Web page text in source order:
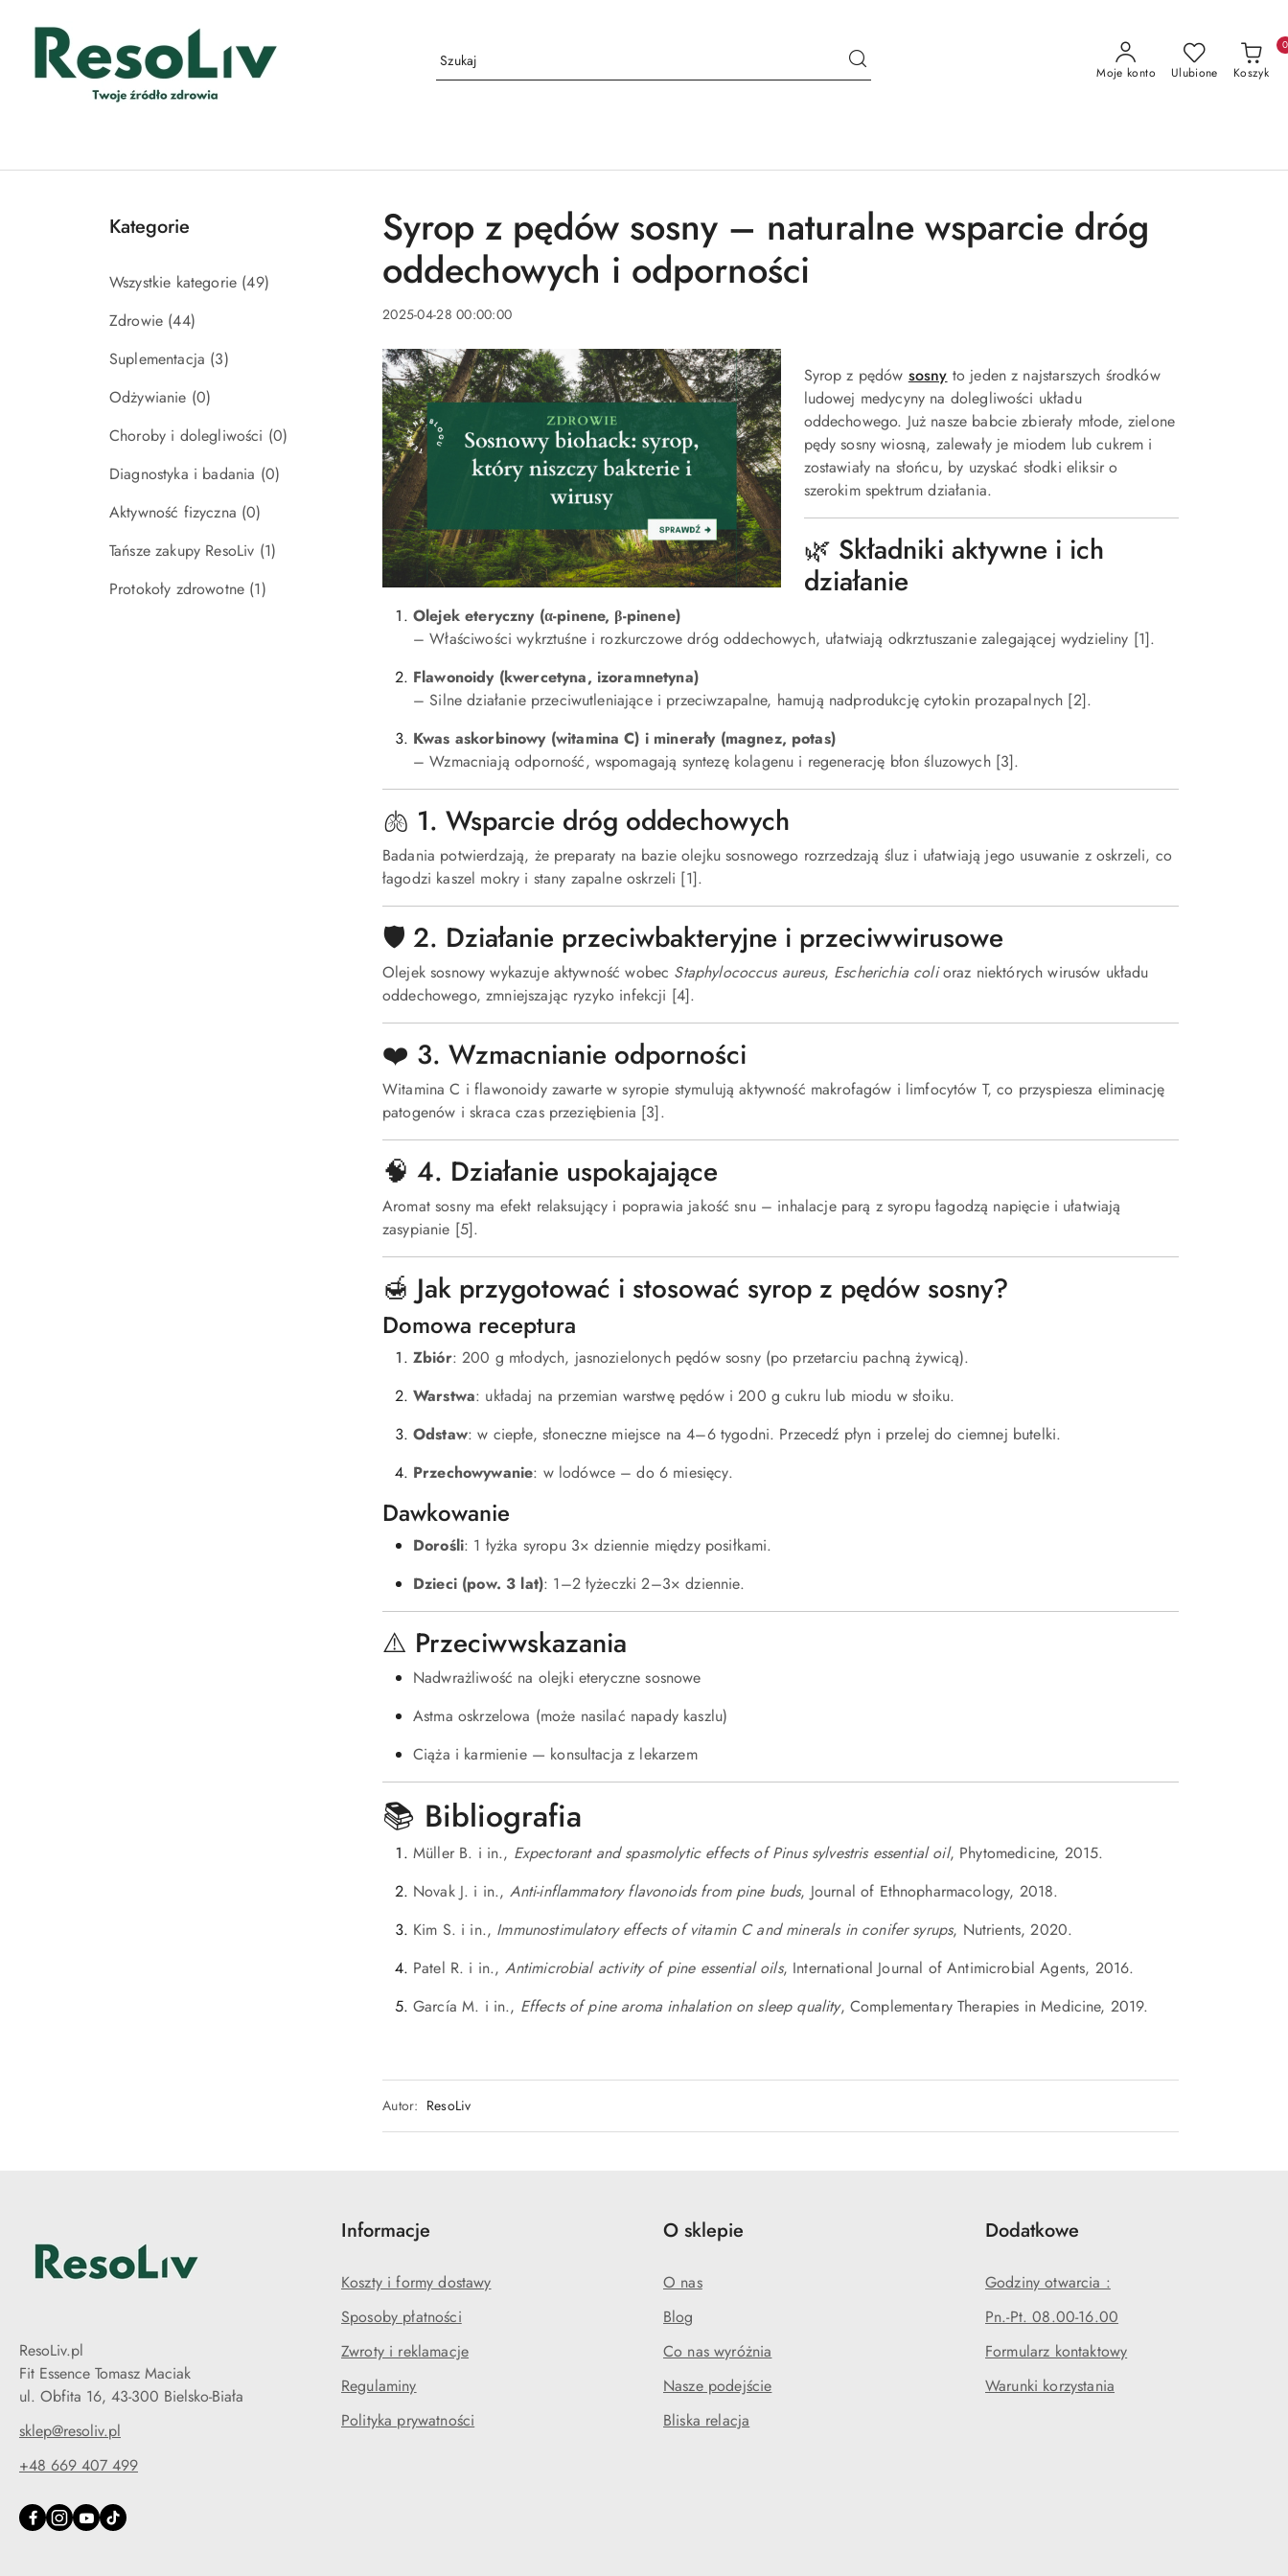
Moje konto Ulubione Koszyk
0
Kategorie
Wszystkie kategorie (49)
Zdrowie (44)
Suplementacja (3)
Odżywianie (0)
Choroby i dolegliwości (0)
Diagnostyka i badania (0)
Aktywność fizyczna (0)
Tańsze zakupy ResoLiv (1)
Protokoły zdrowotne (1)
Syrop z pędów sosny – naturalne wsparcie dróg
oddechowych i odporności
2025-04-28 00:00:00
Syrop z pędów sosny to jeden z najstarszych środków
ludowej medycyny na dolegliwości układu
oddechowego. Już nasze babcie zbierały młode, zielone
pędy sosny wiosną, zalewały je miodem lub cukrem i
zostawiały na słońcu, by uzyskać słodki eliksir o
szerokim spektrum działania.
🌿 Składniki aktywne i ich
działanie
Olejek eteryczny (α-pinene, β-pinene)
– Właściwości wykrztuśne i rozkurczowe dróg oddechowych, ułatwiają odkrztuszanie zalegającej wydzieliny [1].
Flawonoidy (kwercetyna, izoramnetyna)
– Silne działanie przeciwutleniające i przeciwzapalne, hamują nadprodukcję cytokin prozapalnych [2].
Kwas askorbinowy (witamina C) i minerały (magnez, potas)
– Wzmacniają odporność, wspomagają syntezę kolagenu i regenerację błon śluzowych [3].
🫁 1. Wsparcie dróg oddechowych
Badania potwierdzają, że preparaty na bazie olejku sosnowego rozrzedzają śluz i ułatwiają jego usuwanie z oskrzeli, co
łagodzi kaszel mokry i stany zapalne oskrzeli [1].
🛡️ 2. Działanie przeciwbakteryjne i przeciwwirusowe
Olejek sosnowy wykazuje aktywność wobec Staphylococcus aureus, Escherichia colioraz niektórych wirusów układu
oddechowego, zmniejszając ryzyko infekcji [4].
❤️ 3. Wzmacnianie odporności
Witamina C i flawonoidy zawarte w syropie stymulują aktywność makrofagów i limfocytów T, co przyspiesza eliminację
patogenów i skraca czas przeziębienia [3].
🧠 4. Działanie uspokajające
Aromat sosny ma efekt relaksujący i poprawia jakość snu – inhalacje parą z syropu łagodzą napięcie i ułatwiają
zasypianie [5].
🍯 Jak przygotować i stosować syrop z pędów sosny?
Domowa receptura
Zbiór: 200 g młodych, jasnozielonych pędów sosny (po przetarciu pachną żywicą).
Warstwa: układaj na przemian warstwę pędów i 200 g cukru lub miodu w słoiku.
Odstaw: w ciepłe, słoneczne miejsce na 4–6 tygodni. Przecedź płyn i przelej do ciemnej butelki.
Przechowywanie: w lodówce – do 6 miesięcy.
Dawkowanie
Dorośli: 1 łyżka syropu 3× dziennie między posiłkami.
Dzieci (pow. 3 lat): 1–2 łyżeczki 2–3× dziennie.
⚠️ Przeciwwskazania
Nadwrażliwość na olejki eteryczne sosnowe
Astma oskrzelowa (może nasilać napady kaszlu)
Ciąża i karmienie — konsultacja z lekarzem
📚 Bibliografia
Müller B. i in., Expectorant and spasmolytic effects of Pinus sylvestris essential oil, Phytomedicine, 2015.
Novak J. i in., Anti-inflammatory flavonoids from pine buds, Journal of Ethnopharmacology, 2018.
Kim S. i in., Immunostimulatory effects of vitamin C and minerals in conifer syrups, Nutrients, 2020.
Patel R. i in., Antimicrobial activity of pine essential oils, International Journal of Antimicrobial Agents, 2016.
García M. i in., Effects of pine aroma inhalation on sleep quality, Complementary Therapies in Medicine, 2019.
Autor: ResoLiv
ResoLiv.pl
Fit Essence Tomasz Maciak
ul. Obfita 16, 43-300 Bielsko-Biała
sklep@resoliv.pl
+48 669 407 499
Informacje
Koszty i formy dostawy
Sposoby płatności
Zwroty i reklamacje
Regulaminy
Polityka prywatności
O sklepie
O nas
Blog
Co nas wyróżnia
Nasze podejście
Bliska relacja
Dodatkowe
Godziny otwarcia :
Pn.-Pt. 08.00-16.00
Formularz kontaktowy
Warunki korzystania